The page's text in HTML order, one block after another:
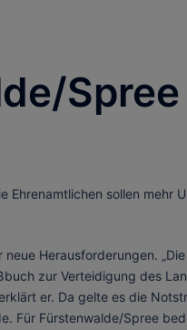
sollen mehr
Herausforderungen.
zur Verteidigung des
er. Da gelte es die
Für Fürstenwalde/Spree